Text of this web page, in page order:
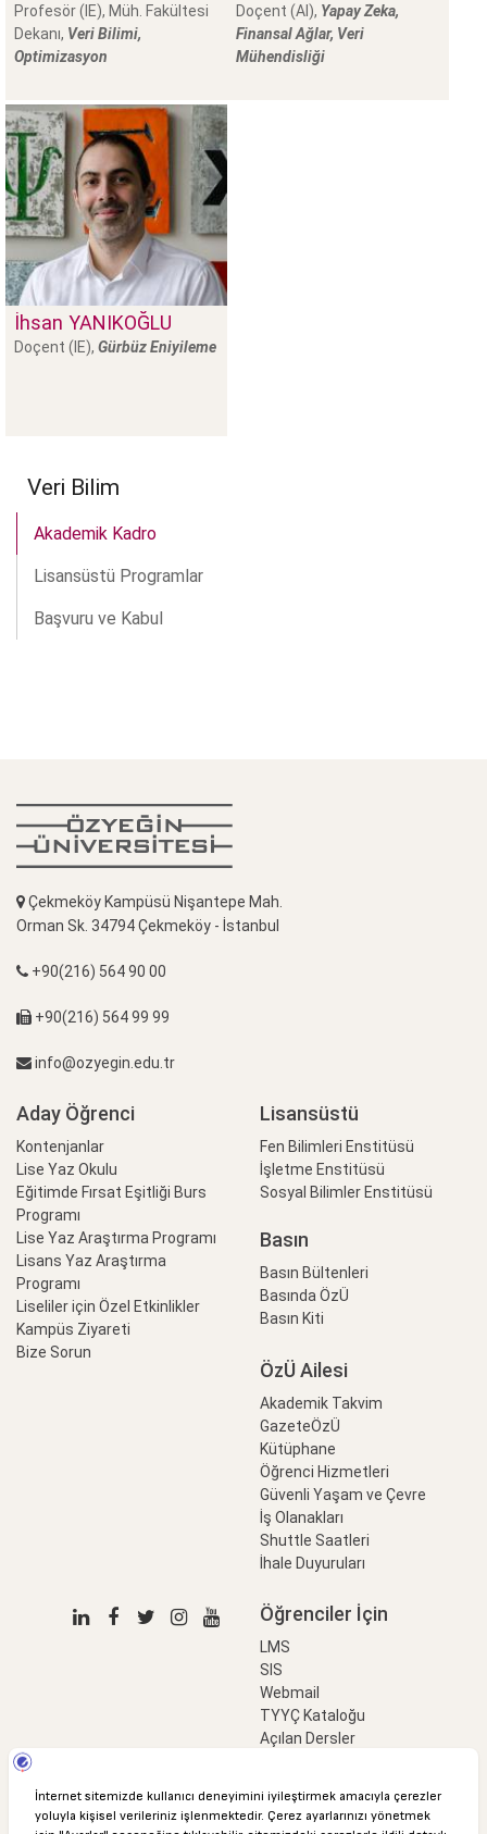
Profesör (IE), Müh. Fakültesi
Dekanı, Veri Bilimi,
Optimizasyon
Doçent (AI), Yapay Zeka,
Finansal Ağlar, Veri
Mühendisliği
İhsan YANIKOĞLU
Doçent (IE), Gürbüz Eniyileme
Veri Bilim
Akademik Kadro
Lisansüstü Programlar
Başvuru ve Kabul
Çekmeköy Kampüsü Nişantepe Mah.
Orman Sk. 34794 Çekmeköy - İstanbul
+90(216) 564 90 00
+90(216) 564 99 99
info@ozyegin.edu.tr
Aday Öğrenci
Kontenjanlar
Lise Yaz Okulu
Eğitimde Fırsat Eşitliği Burs
Programı
Lise Yaz Araştırma Programı
Lisans Yaz Araştırma
Programı
Liseliler için Özel Etkinlikler
Kampüs Ziyareti
Bize Sorun
Lisansüstü
Fen Bilimleri Enstitüsü
İşletme Enstitüsü
Sosyal Bilimler Enstitüsü
Basın
Basın Bültenleri
Basında ÖzÜ
Basın Kiti
ÖzÜ Ailesi
Akademik Takvim
GazeteÖzÜ
Kütüphane
Öğrenci Hizmetleri
Güvenli Yaşam ve Çevre
İş Olanakları
Shuttle Saatleri
İhale Duyuruları
Öğrenciler İçin
LMS
SIS
Webmail
TYYÇ Kataloğu
Açılan Dersler